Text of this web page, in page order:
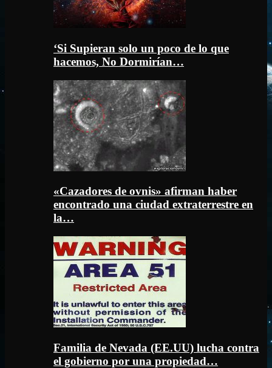
‘Si Supieran solo un poco de lo que
hacemos, No Dormirían…
«Cazadores de ovnis» afirman haber
encontrado una ciudad extraterrestre en
la…
Familia de Nevada (EE.UU) lucha contra
el gobierno por una propiedad…